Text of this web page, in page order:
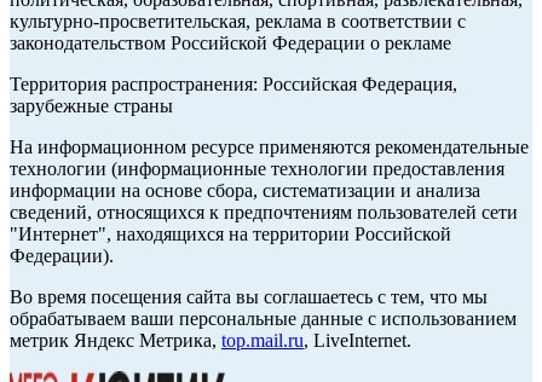
культурно-просветительская, реклама в соответствии с
законодательством Российской Федерации о рекламе
Территория распространения: Российская Федерация,
зарубежные страны
На информационном ресурсе применяются рекомендательные
технологии (информационные технологии предоставления
информации на основе сбора, систематизации и анализа
сведений, относящихся к предпочтениям пользователей сети
"Интернет", находящихся на территории Российской
Федерации).
Во время посещения сайта вы соглашаетесь с тем, что мы
обрабатываем ваши персональные данные с использованием
метрик Яндекс Метрика, top.mail.ru, LiveInternet.